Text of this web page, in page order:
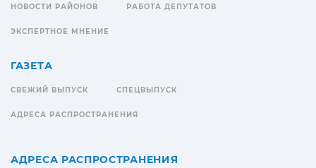
НОВОСТИ РАЙОНОВ РАБОТА ДЕПУТАТОВ
ЭКСПЕРТНОЕ МНЕНИЕ
ГАЗЕТА
СВЕЖИЙ ВЫПУСК СПЕЦВЫПУСК
АДРЕСА РАСПРОСТРАНЕНИЯ
АДРЕСА РАСПРОСТРАНЕНИЯ